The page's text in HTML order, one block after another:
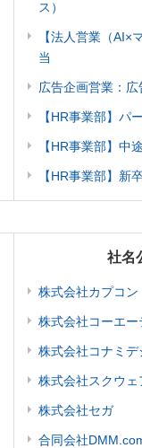
ス）
【法人営業（AI×
当
広告企画営業：
【HR事業部】パ
【HR事業部】
【HR事業部】
社名
株式会社カプコン
株式会社コーエー
株式会社コナミデ
株式会社スクウェ
株式会社セガ
合同会社